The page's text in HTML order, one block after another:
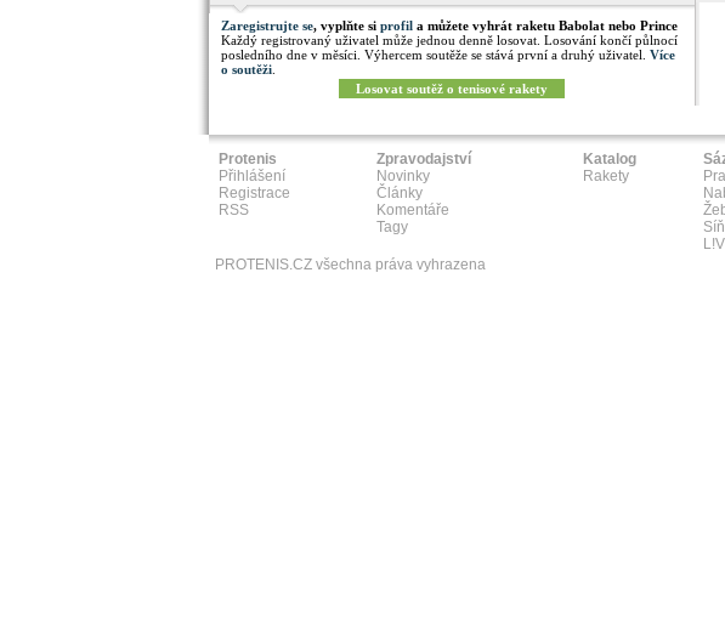
Zaregistrujte se, vyplňte si profil a můžete vyhrát raketu Babolat nebo Prince
Každý registrovaný uživatel může jednou denně losovat. Losování končí půlnocí
posledního dne v měsíci. Výhercem soutěže se stává první a druhý uživatel. Více
o soutěži
Losovat soutěž o tenisové rakety
Protenis
Přihlášení
Registrace
RSS
Zpravodajství
Novinky
Články
Komentáře
Tagy
Katalog
Rakety
PROTENIS.CZ všechna práva vyhrazena